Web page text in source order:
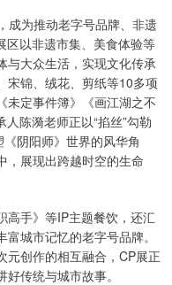
成为推动老字号品牌、非遗
区以非遗市集、美食体验等
与大众生活，实现文化传承
宋锦、绒花、剪纸等10多项
未定事件簿》《画江湖之不
陈漪老师正以“掐丝”勾勒
阴阳师》世界的风华角
，展现出跨越时空的生命
高手》等IP主题餐饮，还汇
城市记忆的老字号品牌。
元创作的相互融合，CP展正
传统与城市故事。